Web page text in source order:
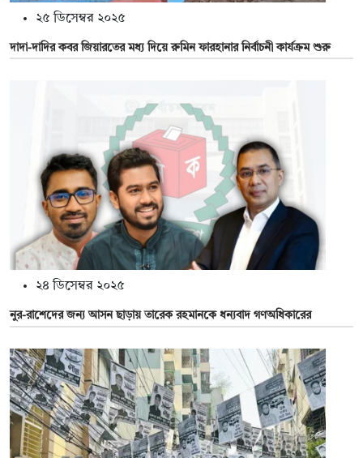
২৫ ডিসেম্বর ২০২৫
দাদা-দাদির কবর জিয়ারতের মধ্য দিয়ে রুমিন ফারহানার নির্বাচনী কার্যক্রম শুরু
২৪ ডিসেম্বর ২০২৫
নুর-রাশেদের জন্য আসন ছাড়ায় তারেক রহমানকে ধন্যবাদ গণঅধিকারের